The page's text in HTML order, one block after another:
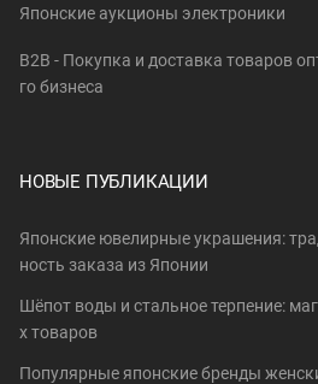
Японские аукционы электроники
B2B - Покупка и доставка товаров
го бизнеса
НОВЫЕ ПУБЛИКАЦИИ
Японские ювелирные украшения:
ность заказа из Японии
Шёпот воды и стальное терпение:
х товаров
Популярные японские бренды